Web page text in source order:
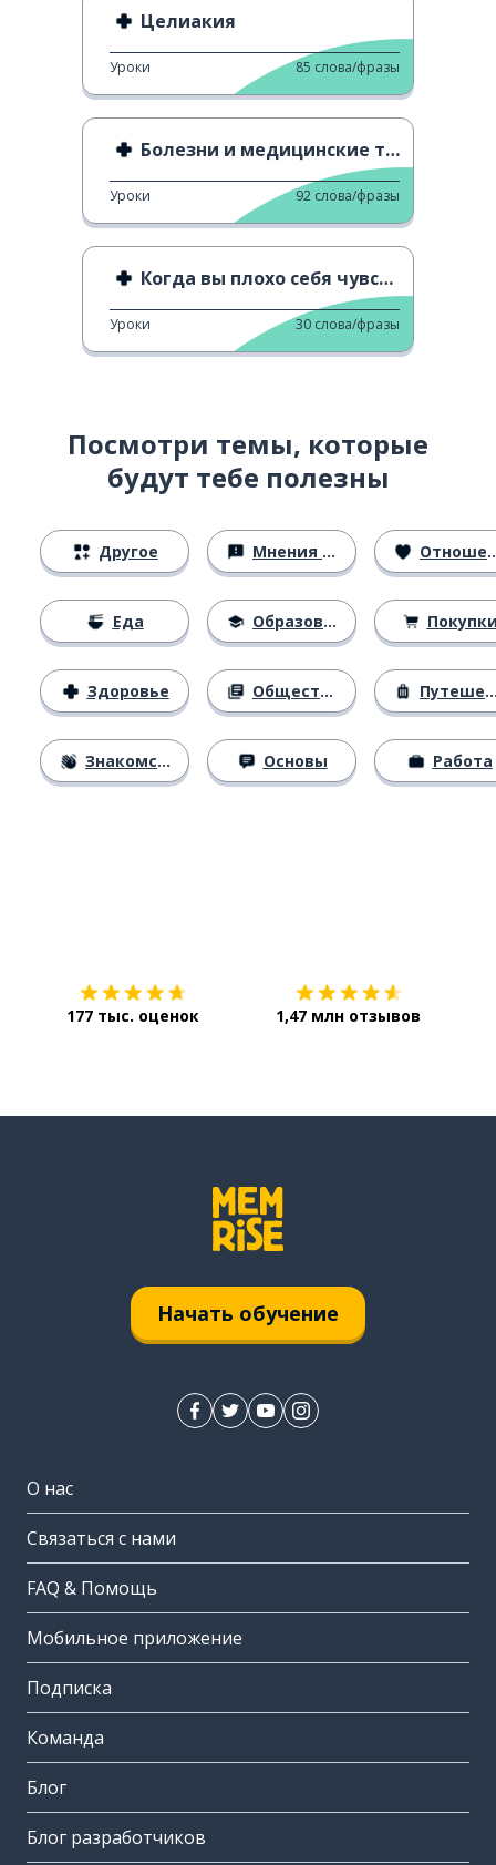
Целиакия
Уроки 85 слова/фразы
Болезни и медицинские термины
Уроки 92 слова/фразы
Когда вы плохо себя чувствуете
Уроки 30 слова/фразы
Посмотри темы, которые
будут тебе полезны
Другое
Еда
Здоровье
Знакомство
Мнения и убеждения
Образование
Общество
Основы
Отношения
Путешествия
Работа
177 тыс. оценок 1,47 млн отзывов
Начать обучение
О нас
Связаться с нами
FAQ & Помощь
Мобильное приложение
Подписка
Команда
Блог
Блог разработчиков